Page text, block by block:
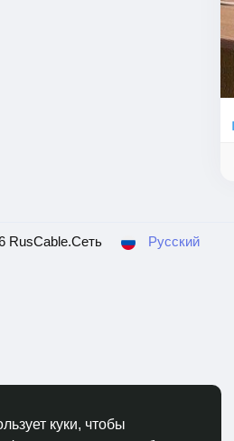
куки, чтобы
RusCable.Сеть Русский